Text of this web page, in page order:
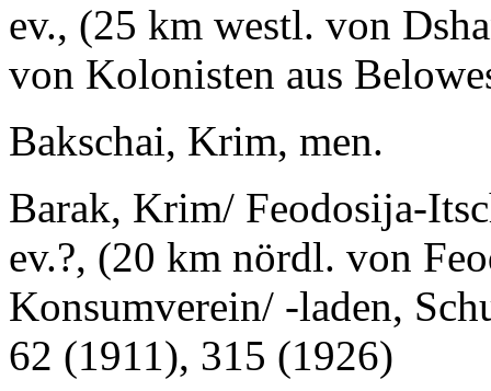
ev., (25 km westl. von
von Kolonisten aus
Bakschai, Krim, men.
Barak, Krim/ Feodosija-
ev.?, (20 km nördl. von
Konsumverein/ -laden,
62 (1911), 315 (1926)